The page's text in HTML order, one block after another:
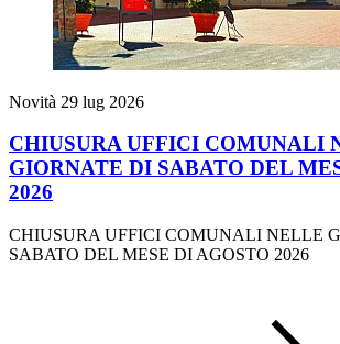
Novità 29 lug 2026
CHIUSURA UFFICI COMUNALI
GIORNATE DI SABATO DEL
2026
CHIUSURA UFFICI COMUNALI NELLE
SABATO DEL MESE DI AGOSTO 2026